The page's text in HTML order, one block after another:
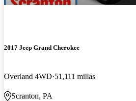
2017 Jeep Grand Cherokee
Overland 4WD 51,111 millas
Scranton, PA